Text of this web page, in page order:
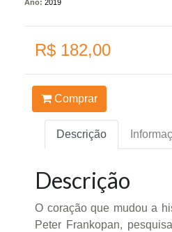
Ano: 2019
R$ 182,00
Comprar
Descrição
Descrição
O coração que mudou a
Peter Frankopan,